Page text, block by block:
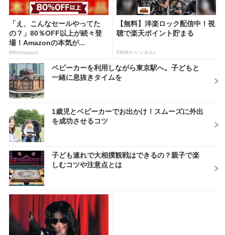
「え、こんなセールやってた
の？」80％OFF以上が続々登
場！Amazonの本気が...
PR(Amazon)
【無料】洋楽ロック配信中！視
聴で楽天ポイント貯まる
PR(Rチャンネル)
ベビーカーを利用しながら東京駅へ。子どもと
一緒に息抜きタイムを
1歳児とベビーカーでお出かけ！スムーズに外出
を成功させるコツ
子ども連れで大相撲観戦はできるの？親子で楽
しむコツや注意点とは